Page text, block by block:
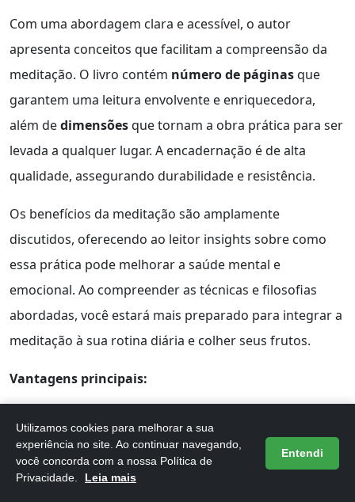
Com uma abordagem clara e acessível, o autor
apresenta conceitos que facilitam a compreensão da
meditação. O livro contém número de páginasque
garantem uma leitura envolvente e enriquecedora,
além dedimensõesque tornam a obra prática para ser
levada a qualquer lugar. A encadernação é de alta
qualidade, assegurando durabilidade e resistência.
Os benefícios da meditação são amplamente
discutidos, oferecendo ao leitor insights sobre como
essa prática pode melhorar a saúde mental e
emocional. Ao compreender as técnicas e filosofias
abordadas, você estará mais preparado para integrar a
meditação à sua rotina diária e colher seus frutos.
Vantagens principais:
práticas.
Conteúdo rico que promove benefícios para a
Utilizamos cookies para melhorar a sua
experiência no site. Ao continuar navegando,
você concorda com a nossa Política de
Privacidade.
Leia mais
Entendi